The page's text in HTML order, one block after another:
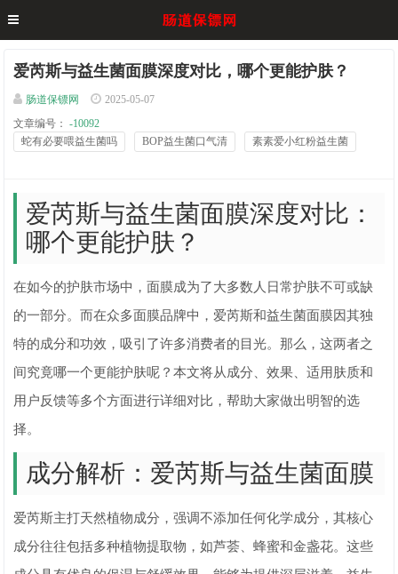
爱芮斯与益生菌面膜深度对比，哪个更能护肤？
肠道保镖网
2025-05-07
文章编号：
-10092
蛇有必要喂益生菌吗
BOP益生菌口气清 素素爱小红粉益生菌
爱芮斯与益生菌面膜深度对比：
哪个更能护肤？
在如今的护肤市场中，面膜成为了大多数人日常护肤不可或缺
的一部分。而在众多面膜品牌中，爱芮斯和益生菌面膜因其独
特的成分和功效，吸引了许多消费者的目光。那么，这两者之
间究竟哪一个更能护肤呢？本文将从成分、效果、适用肤质和
用户反馈等多个方面进行详细对比，帮助大家做出明智的选
择。
成分解析：爱芮斯与益生菌面膜
爱芮斯主打天然植物成分，强调不添加任何化学成分，其核心
成分往往包括多种植物提取物，如芦荟、蜂蜜和金盏花。这些